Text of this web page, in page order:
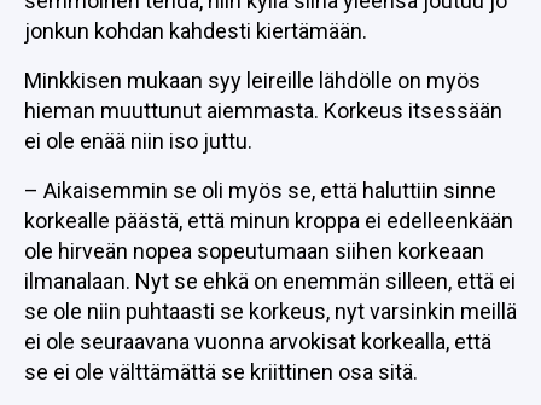
jonkun kohdan kahdesti kiertämään.
Minkkisen mukaan syy leireille lähdölle on myös
hieman muuttunut aiemmasta. Korkeus itsessään
ei ole enää niin iso juttu.
– Aikaisemmin se oli myös se, että haluttiin sinne
korkealle päästä, että minun kroppa ei edelleenkään
ole hirveän nopea sopeutumaan siihen korkeaan
ilmanalaan. Nyt se ehkä on enemmän silleen, että ei
se ole niin puhtaasti se korkeus, nyt varsinkin meillä
ei ole seuraavana vuonna arvokisat korkealla, että
se ei ole välttämättä se kriittinen osa sitä.